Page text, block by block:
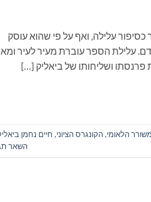
עלילה, ואף על פי שהוא עוסק
עלילת הספר עוברת מעיר לעיר
ושליחותו של ביאליק […]
הלאומי,הקונגרס הציוני, חיים נחמן
השאר